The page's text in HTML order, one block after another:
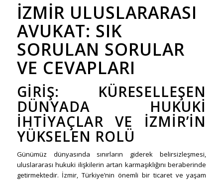
İZMİR ULUSLARARASI
AVUKAT: SIK
SORULAN SORULAR
VE CEVAPLARI
GIRIŞ: KÜRESELLEŞEN
DÜNYADA HUKUKI
İHTIYAÇLAR VE İZMIR’IN
YÜKSELEN ROLÜ
Günümüz dünyasında sınırların giderek belirsizleşmesi,
uluslararası hukuki ilişkilerin artan karmaşıklığını beraberinde
getirmektedir. İzmir, Türkiye’nin önemli bir ticaret ve yaşam